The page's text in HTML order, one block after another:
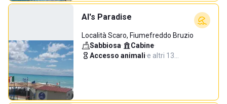
Al's Paradise
Località Scaro, Fiumefreddo Bruzio
Sabbiosa· Cabine·
Accesso animali·e altri 13…